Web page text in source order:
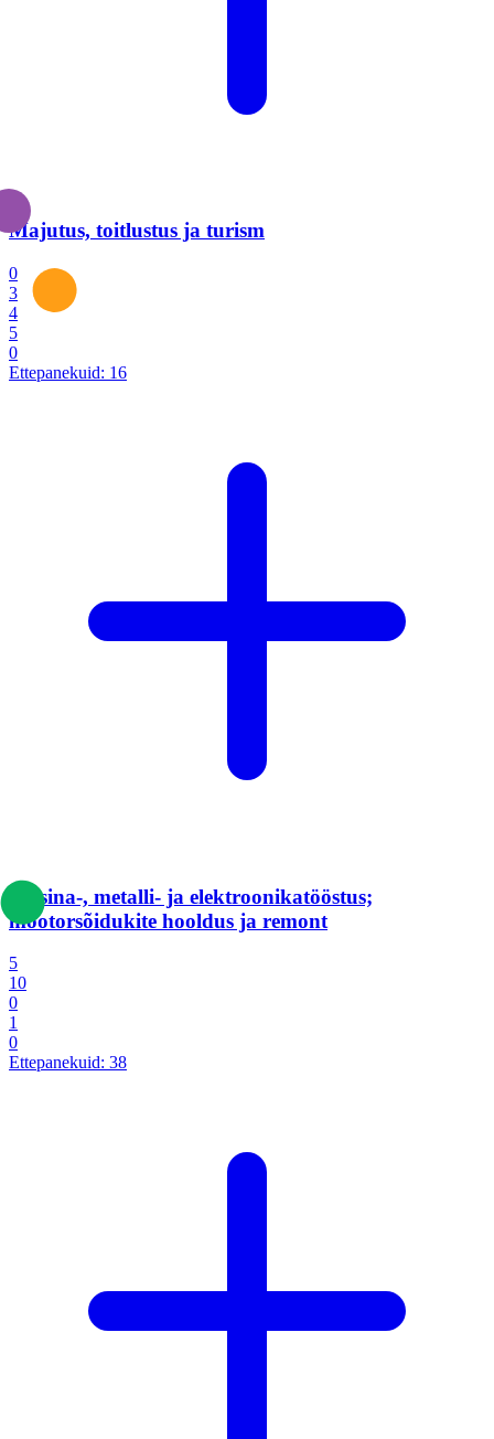
Majutus, toitlustus ja turism
0
3
4
5
0
Ettepanekuid: 16
Masina-, metalli- ja elektroonikatööstus;
mootorsõidukite hooldus ja remont
5
10
0
1
0
Ettepanekuid: 38